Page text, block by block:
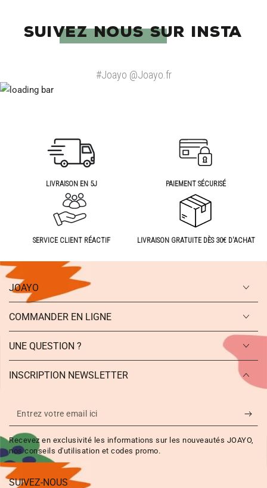
SUIVEZ NOUS SUR INSTA
#Joayo @Joayo.fr
LIVRAISON EN 5J PAIEMENT SÉCURISÉ
SERVICE CLIENT RÉACTIF LIVRAISON GRATUITE DÈS 30€ D'ACHAT
JOAYO
COMMANDER EN LIGNE
UNE QUESTION ?
INSCRIPTION NEWSLETTER
Entrez
votre
email
ici
Recevez en exclusivité les informations sur les nouveautés JOAYO,
nos conseils d'utilisation et codes promo.
SUIVEZ-NOUS